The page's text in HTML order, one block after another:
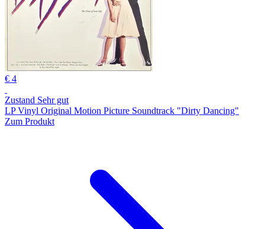
€ 4
Zustand Sehr gut
LP Vinyl Original Motion Picture Soundtrack "Dirty Dancing"
Zum Produkt